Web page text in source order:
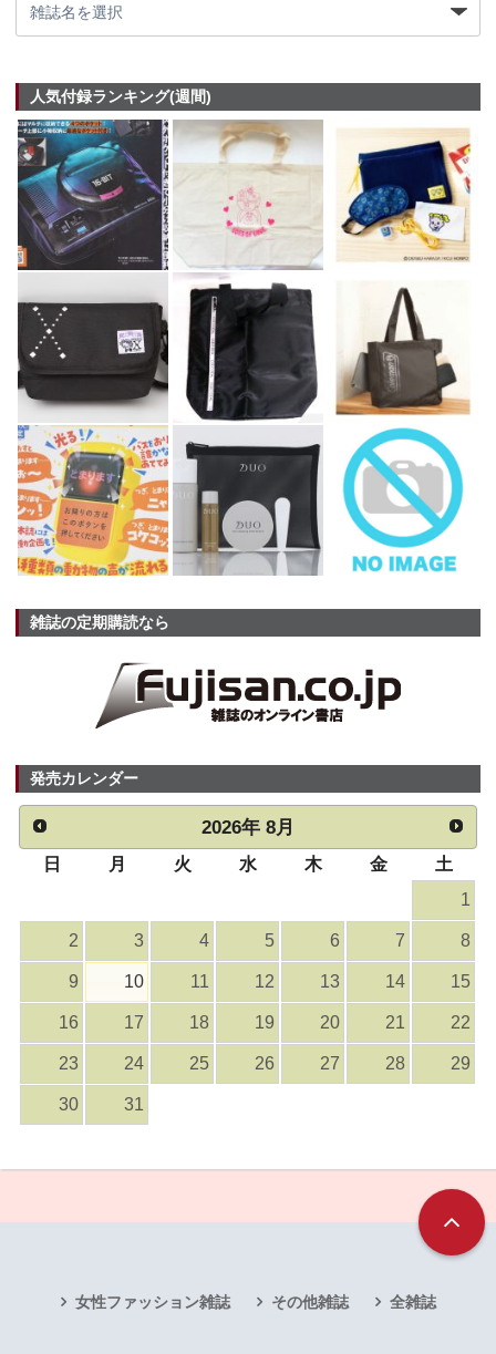
人気付録ランキング(週間)
雑誌の定期購読なら
発売カレンダー
2026年 8月
日 月 火 水 木 金
土
1
2 3 4 5 6 7 8
9 10 11 12 13 14 15
16 17 18 19 20 21 22
23 24 25 26 27 28 29
30 31
女性ファッション雑誌 その他雑誌 全雑誌